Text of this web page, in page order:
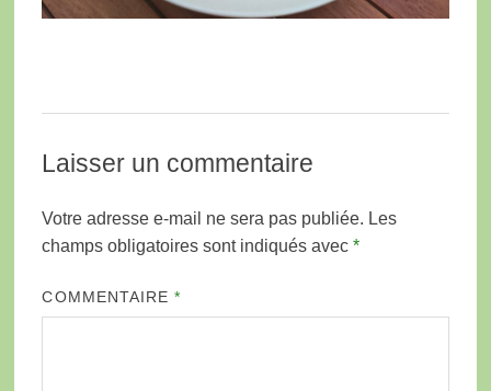
Laisser un commentaire
Votre adresse e-mail ne sera pas publiée. Les
champs obligatoires sont indiqués avec*
COMMENTAIRE*